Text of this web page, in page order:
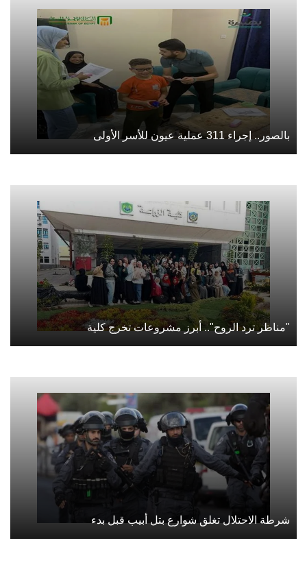
بالصور.. إجراء 311 عملية عيون للأسر الأولى
"مناظر ترد الروح".. أبرز مشروعات تخرج كلية
شرطة الاحتلال تغلق شوارع بتل أبيب قبل بدء